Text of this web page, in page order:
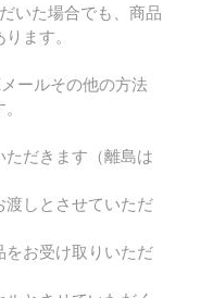
いた場合でも、商品
ます。
ールその他の方法
だきます（離島は
しとさせていただ
お受け取りいただ